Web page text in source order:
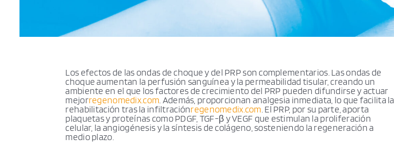
Los efectos de las ondas de choque y del PRP son complementarios. Las ondas de
choque aumentan la perfusión sanguínea y la permeabilidad tisular, creando un
ambiente en el que los factores de crecimiento del PRP pueden difundirse y actuar
mejorregenomedix.com. Además, proporcionan analgesia inmediata, lo que facilita la
rehabilitación tras la infiltraciónregenomedix.com. El PRP, por su parte, aporta
plaquetas y proteínas como PDGF, TGF-β y VEGF que estimulan la proliferación
celular, la angiogénesis y la síntesis de colágeno, sosteniendo la regeneración a
medio plazo.